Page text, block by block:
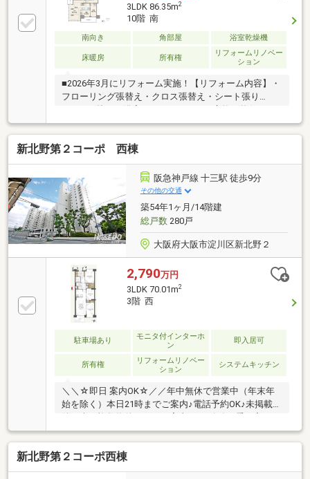
3LDK 86.35m2
10階 南
南向き 角部屋 浴室乾燥機
床暖房 所有権
リフォームリノベー
ション
■2026年3月にリフォーム実施！【リフォーム内容】・
フローリング張替え・クロス張替え・シート張り
パッキン交換、浴室コーティング）・排水桝交換・ト
イレ交換・洗濯パン交換・LEDシーリングライト取
付・キッチン（コンロ交換、レンジフード交換、シン
クコーティング、スポンジラック交換）・給気グリ
ル、エアコンキャップ、換気フィルター交換・市巾玄
関、ハウスクリーニング（バルコニー含む）■免震工
法採用！スカイラウンジなど共用施設充実！■専有面
積86.35㎡の3LDK＋LDK約23.9帖のゆとり設計！
新北野第２コーポ 西棟
阪急神戸線 十三駅 徒歩9分
その他の交通
築54年1ヶ月/14階建
総戸数280戸
大阪府大阪市淀川区新北野２
2,790万円
3LDK 70.01m2
3階 西
駐車場あり
モニタ付インターホ
ン
即入居可
所有権
リフォームリノベー
ション
システムキッチン
＼＼☆即日 案内OK☆／／年中無休で営業中（年末年
始を除く）本日21時までご案内♪電話予約OK♪未掲載物
件を含む複数物件まとめて案内OK♪3路線が乗り入れる
利便性の高い「十三」駅から徒歩9分。学校や生活施
設が身近に揃う子育て世帯にも安心の立地☆◎南向き
のLDKは13.5帖！縦長でお手持ちの家具も配置しやす
い間取り◎全居室に収納があり大型のWICも完備で荷
新北野第２コーポ西棟